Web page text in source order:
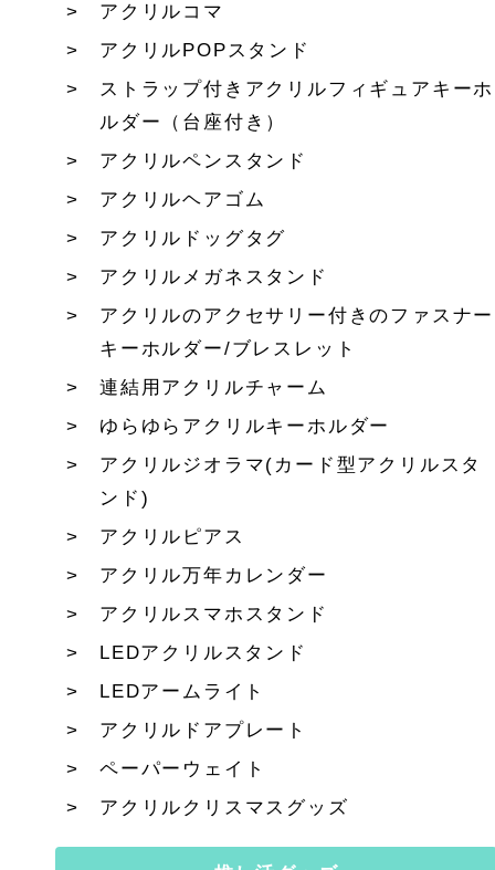
アクリルコマ
アクリルPOPスタンド
ストラップ付きアクリルフィギュアキーホ
ルダー（台座付き）
アクリルペンスタンド
アクリルヘアゴム
アクリルドッグタグ
アクリルメガネスタンド
アクリルのアクセサリー付きのファスナー
キーホルダー/ブレスレット
連結用アクリルチャーム
ゆらゆらアクリルキーホルダー
アクリルジオラマ(カード型アクリルスタ
ンド)
アクリルピアス
アクリル万年カレンダー
アクリルスマホスタンド
LEDアクリルスタンド
LEDアームライト
アクリルドアプレート
ペーパーウェイト
アクリルクリスマスグッズ